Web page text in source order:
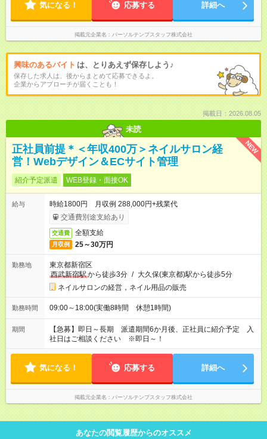
気になる！ 応募する 詳細へ
掲載元企業名 パーソルテンプスタッフ株式会社
興味のあるバイト は、とりあえず保存しよう♪
保存した求人は、後からまとめて応募できるよ。
企業からアプローチが届くことも！
掲載日：2026.08.05
未読
NEW
正社員前提＊＜年収400万＞ネイルサロン経
営！Webデザイン＆ECサイト管理
紹介予定派遣 WEB登録・面接OK
給与
時給1800円 月収例 288,000円+残業代
交通費別途支給あり
交通費 全額支給
月収例 25～30万円
勤務地
東京都新宿区
西武新宿駅から徒歩3分 / 大久保(東京都)駅から徒歩5分
ネイルサロンの経営，ネイル用品の販売
勤務時間 09:00～18:00(実働8時間 休憩1時間)
期間
【急募】即日～長期 派遣期間6か月後、正社員に紹介予定 入
社日はご相談ください ※即日～！
気になる！ 応募する 詳細へ
掲載元企業名 パーソルテンプスタッフ株式会社
あなたの閲覧履歴からのオススメ